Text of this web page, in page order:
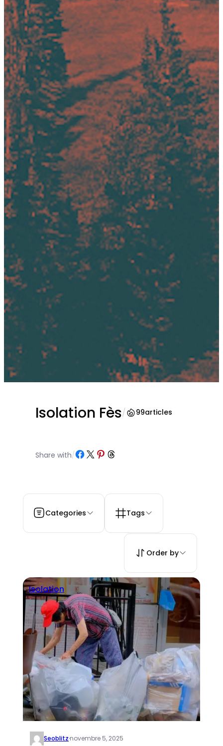
Isolation Fès/ 99articles
Share with/Partager sur Facebook
Partager sur X Partager sur Pinterest
Partager sur Threads
Categories Tags
Order by
Isolation
Seoblitz·novembre 5, 2025